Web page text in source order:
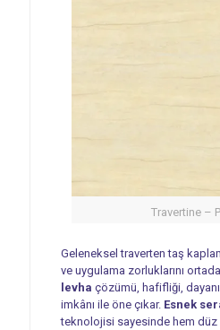
Travertine –
Geleneksel traverten taş
ve uygulama zorluklarını
levha çözümü, hafifliği,
imkânı ile öne çıkar. Esnek
teknolojisi sayesinde hem düz